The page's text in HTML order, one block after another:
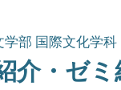
学部 国際文化学科
介・ゼミ